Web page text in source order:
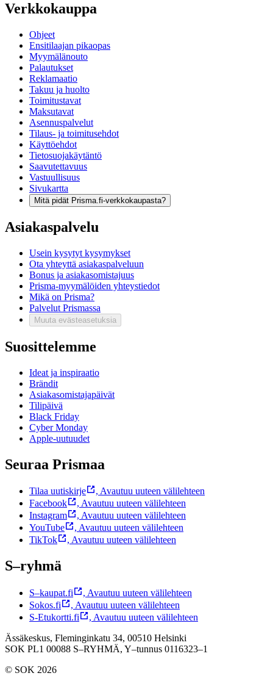
Verkkokauppa
Ohjeet
Ensitilaajan pikaopas
Myymälänouto
Palautukset
Reklamaatio
Takuu ja huolto
Toimitustavat
Maksutavat
Asennuspalvelut
Tilaus- ja toimitusehdot
Käyttöehdot
Tietosuojakäytäntö
Saavutettavuus
Vastuullisuus
Sivukartta
Mitä pidät Prisma.fi-verkkokaupasta?
Asiakaspalvelu
Usein kysytyt kysymykset
Ota yhteyttä asiakaspalveluun
Bonus ja asiakasomistajuus
Prisma-myymälöiden yhteystiedot
Mikä on Prisma?
Palvelut Prismassa
Muuta evästeasetuksia
Suosittelemme
Ideat ja inspiraatio
Brändit
Asiakasomistajapäivät
Tilipäivä
Black Friday
Cyber Monday
Apple-uutuudet
Seuraa Prismaa
Tilaa uutiskirje , Avautuu uuteen välilehteen
Facebook
, Avautuu uuteen välilehteen
Instagram
, Avautuu uuteen välilehteen
YouTube
, Avautuu uuteen välilehteen
TikTok
, Avautuu uuteen välilehteen
S–ryhmä
S–kaupat.fi , Avautuu uuteen välilehteen
Sokos.fi
, Avautuu uuteen välilehteen
S-Etukortti.fi
, Avautuu uuteen välilehteen
Ässäkeskus, Fleminginkatu 34, 00510 Helsinki
SOK PL1 00088 S–RYHMÄ, Y–tunnus 0116323–1
© SOK 2026